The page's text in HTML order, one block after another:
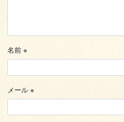
名前 ※
メール ※